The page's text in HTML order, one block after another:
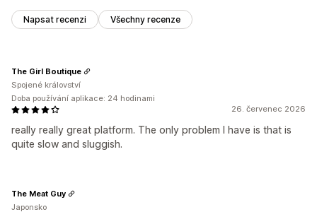
Napsat recenzi Všechny recenze
26. červenec 2026
really really great platform. The only problem I have is that is
quite slow and sluggish.
The Girl Boutique
Spojené království
Doba používání aplikace: 24 hodinami
The Meat Guy
Japonsko